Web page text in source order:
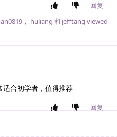
回复
， huliang 和 jefftang viewed
适合初学者，值得推荐
回复